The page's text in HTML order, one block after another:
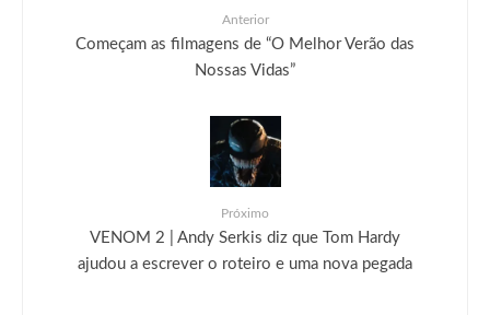
Anterior
Começam as filmagens de “O Melhor Verão das
Nossas Vidas”
Próximo
VENOM 2 | Andy Serkis diz que Tom Hardy
ajudou a escrever o roteiro e uma nova pegada